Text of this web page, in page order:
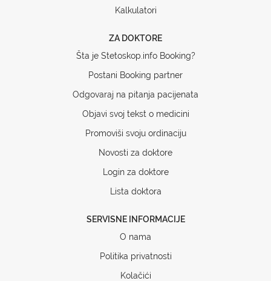
Kalkulatori
ZA DOKTORE
Šta je Stetoskop.info Booking?
Postani Booking partner
Odgovaraj na pitanja pacijenata
Objavi svoj tekst o medicini
Promoviši svoju ordinaciju
Novosti za doktore
Login za doktore
Lista doktora
SERVISNE INFORMACIJE
O nama
Politika privatnosti
Kolačići